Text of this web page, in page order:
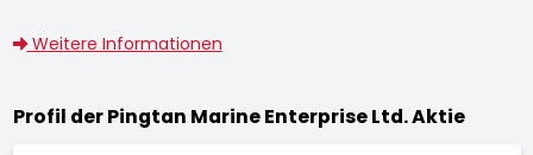
Weitere Informationen
Profil der Pingtan Marine Enterprise Ltd. Aktie